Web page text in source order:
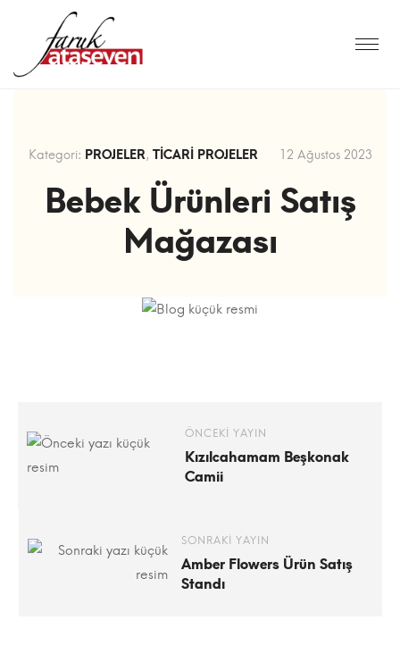
Kategori: PROJELER, TICARI PROJELER 12 Ağustos 2023
Bebek Ürünleri Satış
Mağazası
Ürünleri
Satış
ÖNCEKI YAYIN
Kızılcahamam Beşkonak
Camii
SONRAKI YAYIN
Amber Flowers Ürün Satış
Standı